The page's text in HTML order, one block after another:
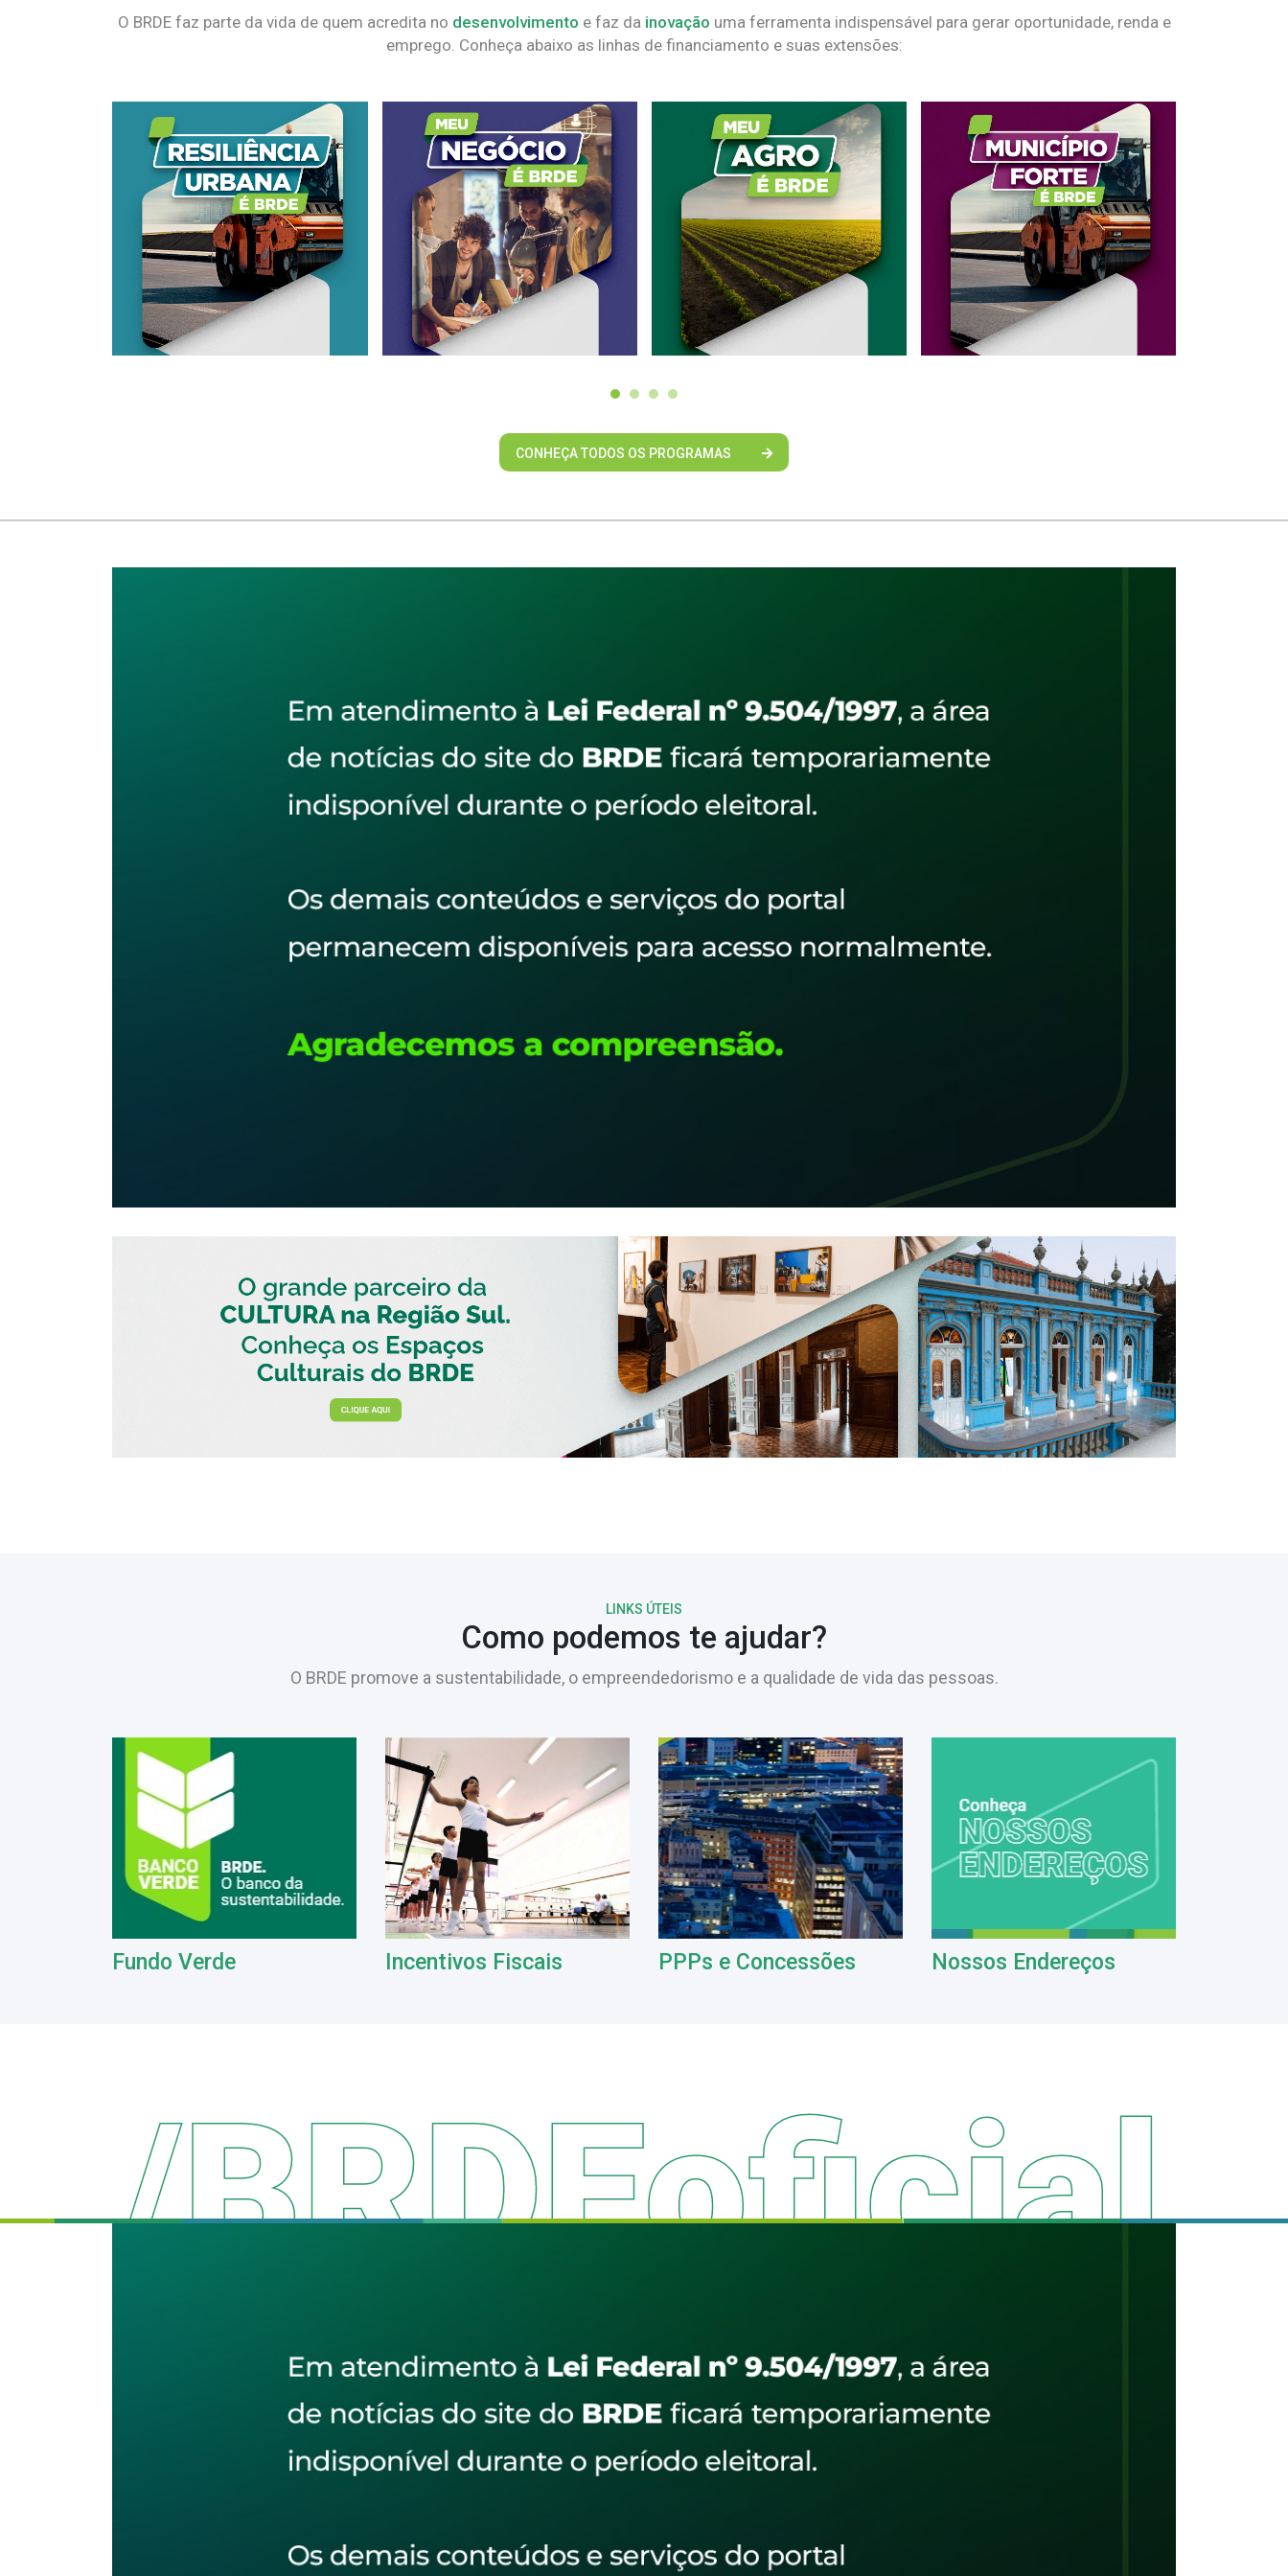
O BRDE faz parte da vida de quem acredita no desenvolvimento e faz da inovação uma ferramenta indispensável para gerar oportunidade, renda e
emprego. Conheça abaixo as linhas de financiamento e suas extensões:
CONHEÇA TODOS OS PROGRAMAS
LINKS ÚTEIS
Como podemos te ajudar?
O BRDE promove a sustentabilidade, o empreendedorismo e a qualidade de vida das pessoas.
Fundo Verde Incentivos Fiscais PPPs e Concessões Nossos Endereços